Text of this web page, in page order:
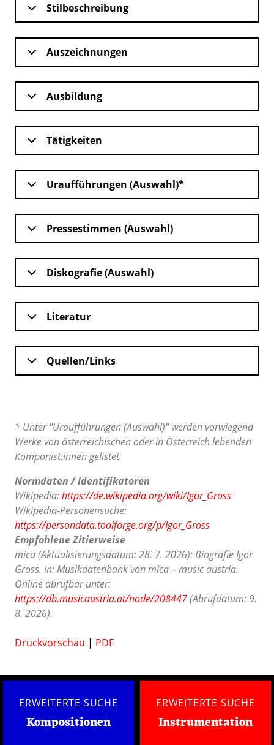
Stilbeschreibung
Auszeichnungen
Ausbildung
Tätigkeiten
Uraufführungen (Auswahl)*
Pressestimmen (Auswahl)
Diskografie (Auswahl)
Literatur
Quellen/Links
* Unter "Uraufführungen (Auswahl)" werden vorwiegend
Werke von österreichischen oder in Österreich lebenden
Komponist:innen gelistet.
Normdaten / Identifikatoren
Wikipedia:https://de.wikipedia.org/wiki/Igor_Gross
Wikipedia-Personensuche:
https://persondata.toolforge.org/p/Igor_Gross
Empfohlene Zitierweise
mica (Aktualisierungsdatum: 28. 7. 2026): Biografie Igor
Gross. In: Musikdatenbank von mica – music austria.
Online abrufbar unter:
https://db.musicaustria.at/node/208447(Abrufdatum: 9.
8. 2026).
Druckvorschau | PDF
ERWEITERTE SUCHE
Kompositionen
ERWEITERTE SUCHE
Instrumentation